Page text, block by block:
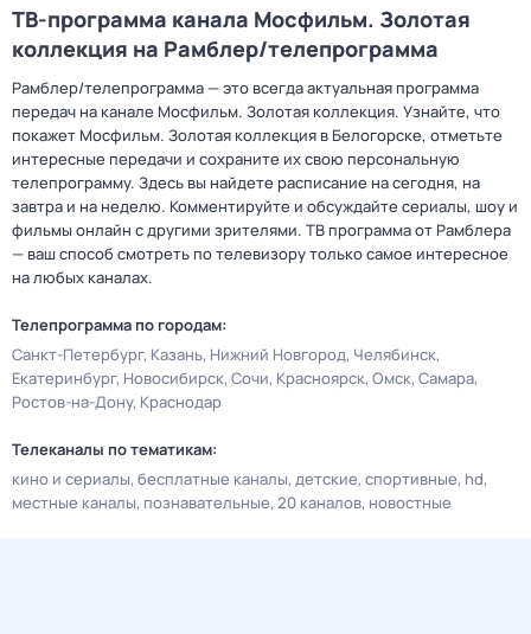
ТВ-программа канала Мосфильм. Золотая
коллекция на Рамблер/телепрограмма
Рамблер/телепрограмма — это всегда актуальная программа
передач на канале Мосфильм. Золотая коллекция. Узнайте, что
покажет Мосфильм. Золотая коллекция в Белогорске, отметьте
интересные передачи и сохраните их свою персональную
телепрограмму. Здесь вы найдете расписание на сегодня, на
завтра и на неделю. Комментируйте и обсуждайте сериалы, шоу и
фильмы онлайн с другими зрителями. ТВ программа от Рамблера
— ваш способ смотреть по телевизору только самое интересное
на любых каналах.
Телепрограмма по городам:
Санкт-Петербург Казань Нижний Новгород Челябинск
Екатеринбург Новосибирск Сочи Красноярск Омск Самара
Ростов-на-Дону Краснодар
Телеканалы по тематикам:
кино и сериалы бесплатные каналы детские спортивные hd
местные каналы познавательные 20 каналов новостные